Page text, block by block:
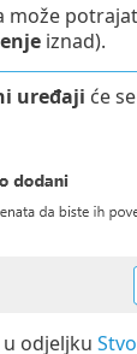
može
iznad).
uređaji će
odjeljku